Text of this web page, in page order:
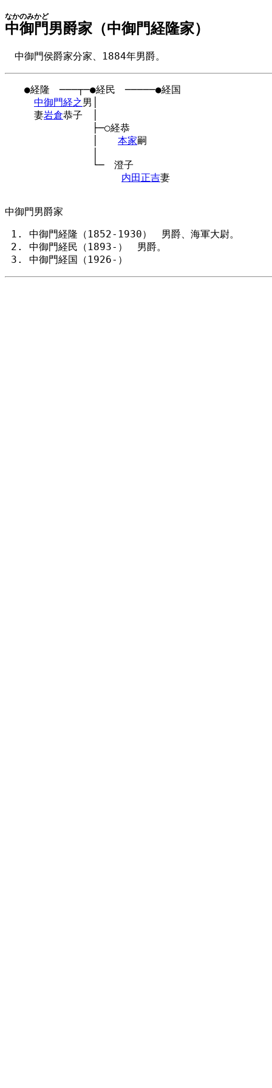
中御門
なかのみかど
男爵家（中御門経隆家）
中御門侯爵家分家、1884年男爵。
●経隆　───┬─●経民　─────●経国
中御門経之男│
妻岩倉恭子　│
├─○経恭
本家嗣
└─　澄子
内田正吉妻
中御門男爵家
中御門経隆（1852-1930） 男爵、海軍大尉。
中御門経民（1893-） 男爵。
中御門経国（1926-）